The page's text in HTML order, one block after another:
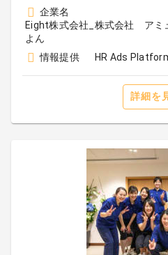
企業名
Eight株式会社_株式会社 ア
よん
情報提供
HR Ads
詳細を